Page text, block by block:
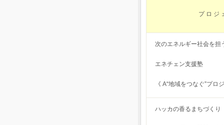
プ ロ ジ
次のエネルギー社会を担
エネチェン支援塾
《 A“地域をつなぐ”プロ
ハッカの香るまちづくり